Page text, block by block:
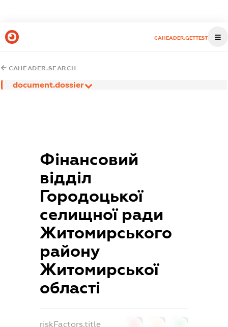
CAHEADER.GETTEST
CAHEADER.SEARCH
document.dossier
Фінансовий
відділ
Городоцької
селищної ради
Житомирського
району
Житомирської
області
riskFactors.title